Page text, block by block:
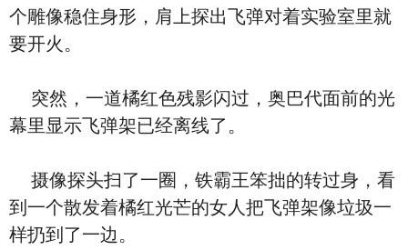
个雕像稳住身形，肩上探出飞弹对着实验室里就
要开火。
突然，一道橘红色残影闪过，奥巴代面前的光
幕里显示飞弹架已经离线了。
摄像探头扫了一圈，铁霸王笨拙的转过身，看
到一个散发着橘红光芒的女人把飞弹架像垃圾一
样扔到了一边。